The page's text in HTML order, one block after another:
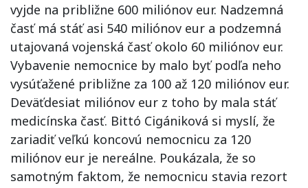
vyjde na približne 600 miliónov eur. Nadzemná
časť má stáť asi 540 miliónov eur a podzemná
utajovaná vojenská časť okolo 60 miliónov eur.
Vybavenie nemocnice by malo byť podľa neho
vysúťažené približne za 100 až 120 miliónov eur.
Deväťdesiat miliónov eur z toho by mala stáť
medicínska časť. Bittó Cigániková si myslí, že
zariadiť veľkú koncovú nemocnicu za 120
miliónov eur je nereálne. Poukázala, že so
samotným faktom, že nemocnicu stavia rezort